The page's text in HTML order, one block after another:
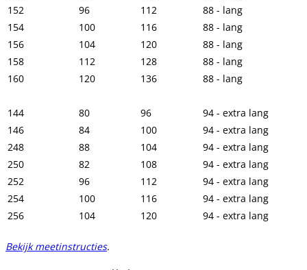
152
96 112
88 - lang
154
100 116
88 - lang
156
104 120
88 - lang
158
112 128
88 - lang
160
120 136 88 - lang
144 80 96
94 - extra lang
146
84 100
94 - extra lang
248
88 104
94 - extra lang
250
82 108
94 - extra lang
252
96 112
94 - extra lang
254
100 116
94 - extra lang
256
104 120 94 - extra lang
Bekijk meetinstructies.